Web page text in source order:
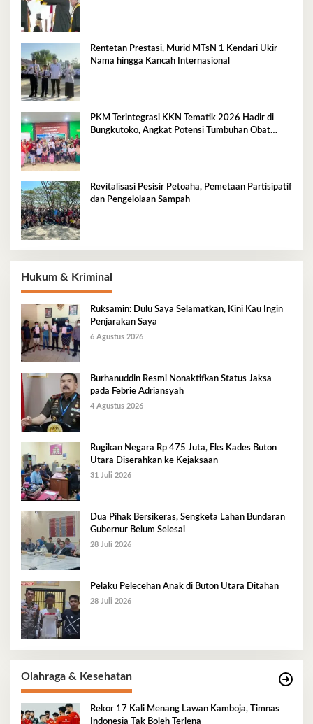
Rentetan Prestasi, Murid MTsN 1 Kendari Ukir
Nama hingga Kancah Internasional
PKM Terintegrasi KKN Tematik 2026 Hadir di
Bungkutoko, Angkat Potensi Tumbuhan Obat
Revitalisasi Pesisir Petoaha, Pemetaan Partisipatif
dan Pengelolaan Sampah
Hukum & Kriminal
Ruksamin: Dulu Saya Selamatkan, Kini Kau Ingin
Penjarakan Saya
6 Agustus 2026
Burhanuddin Resmi Nonaktifkan Status Jaksa
pada Febrie Adriansyah
4 Agustus 2026
Rugikan Negara Rp 475 Juta, Eks Kades Buton
Utara Diserahkan ke Kejaksaan
31 Juli 2026
Dua Pihak Bersikeras, Sengketa Lahan Bundaran
Gubernur Belum Selesai
28 Juli 2026
Pelaku Pelecehan Anak di Buton Utara Ditahan
28 Juli 2026
Olahraga & Kesehatan
Rekor 17 Kali Menang Lawan Kamboja, Timnas
Indonesia Tak Boleh Terlena